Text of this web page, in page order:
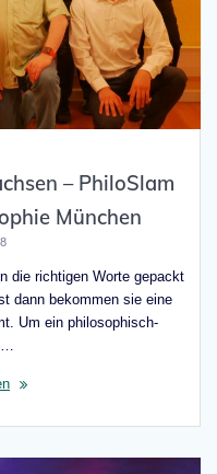
– PhiloSlam
München
die richtigen Worte gepackt
dann bekommen sie eine
Um ein philosophisch-